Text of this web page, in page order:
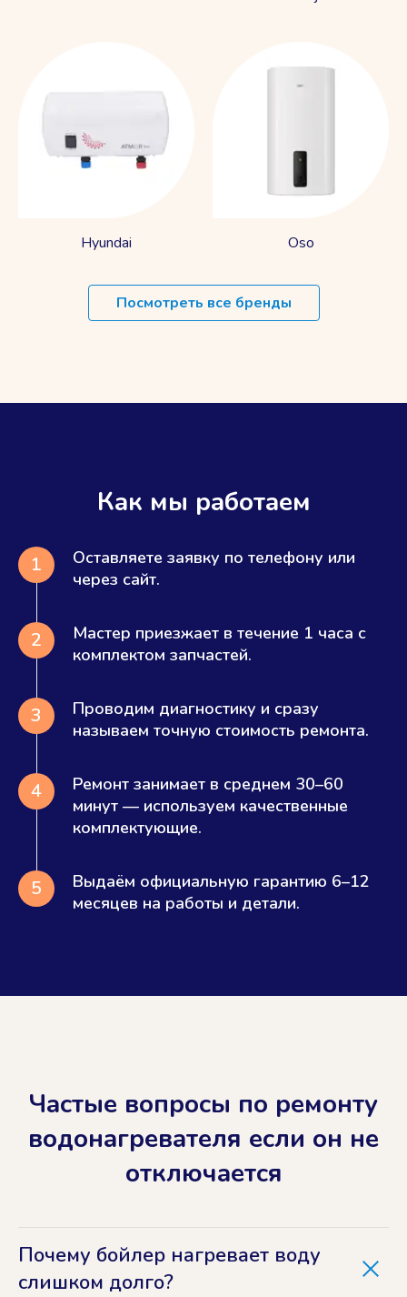
Hyundai Oso
Посмотреть все бренды
Как мы работаем
1
Оставляете заявку по телефону или
через сайт.
2
Мастер приезжает в течение 1 часа с
комплектом запчастей.
3
Проводим диагностику и сразу
называем точную стоимость ремонта.
4
Ремонт занимает в среднем 30–60
минут — используем качественные
комплектующие.
5
Выдаём официальную гарантию 6–12
месяцев на работы и детали.
Частые вопросы по ремонту
водонагревателя если он не
отключается
Почему бойлер нагревает воду
слишком долго?